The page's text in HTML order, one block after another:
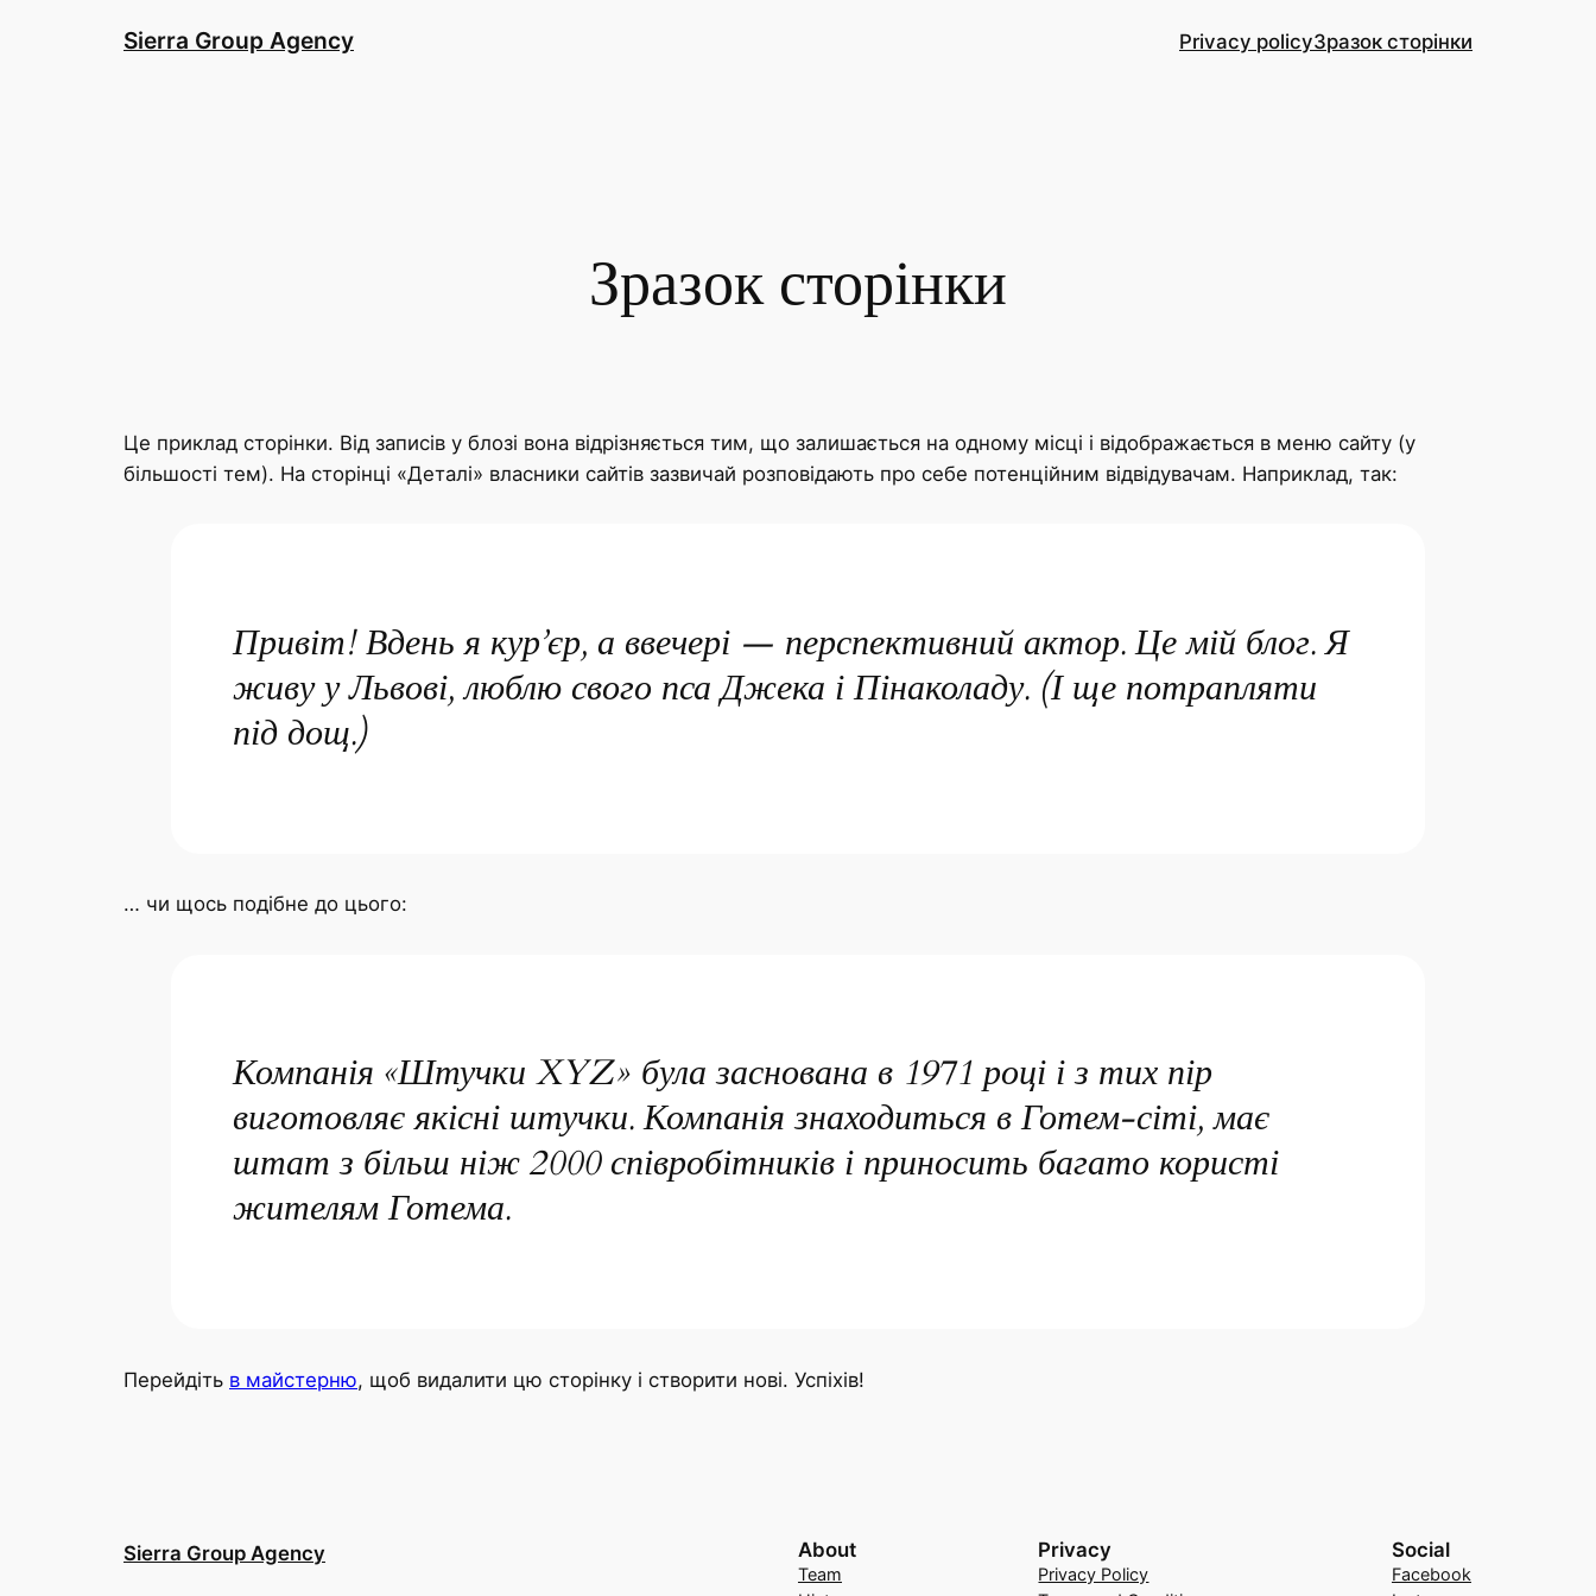
Sierra Group Agency Privacy policyЗразок сторінки
Зразок сторінки
Це приклад сторінки. Від записів у блозі вона відрізняється тим, що залишається на одному місці і відображається в меню сайту (у
більшості тем). На сторінці «Деталі» власники сайтів зазвичай розповідають про себе потенційним відвідувачам. Наприклад, так:
Привіт! Вдень я кур’єр, а ввечері — перспективний актор. Це мій блог. Я
живу у Львові, люблю свого пса Джека і Пінаколаду. (І ще потрапляти
під дощ.)
… чи щось подібне до цього:
Компанія «Штучки XYZ» була заснована в 1971 році і з тих пір
виготовляє якісні штучки. Компанія знаходиться в Готем-сіті, має
штат з більш ніж 2000 співробітників і приносить багато користі
жителям Готема.
Перейдіть в майстерню, щоб видалити цю сторінку і створити нові. Успіхів!
Sierra Group Agency About
Team
Privacy
Privacy Policy
Social
Facebook